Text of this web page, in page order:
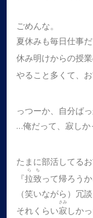
ごめんな。
夏休みも毎日仕事だ
休み明けからの授
やること多くて、
っつーか、自分ば
…俺だって、寂しか
たまに部活してる
『拉致
らち
って帰ろう
（笑いながら）冗
それくらい寂
さみ
しか